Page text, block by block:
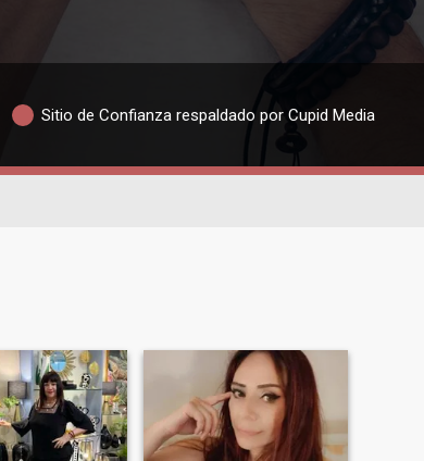
Sitio de Confianza respaldado por Cupid Media